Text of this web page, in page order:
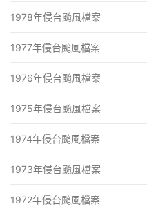
1978年侵台颱風檔案
1977年侵台颱風檔案
1976年侵台颱風檔案
1975年侵台颱風檔案
1974年侵台颱風檔案
1973年侵台颱風檔案
1972年侵台颱風檔案